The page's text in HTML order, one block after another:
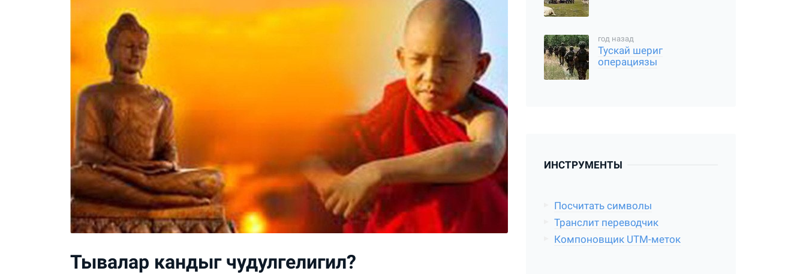
Тывалар кандыг чудулгелигил?
год назад
Тускай шериг
операциязы
ИНСТРУМЕНТЫ
Посчитать символы
Транслит переводчик
Компоновщик UTM-меток